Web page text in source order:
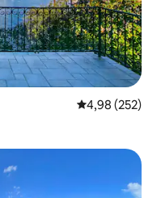
4,98 de uma
4,98 (252)